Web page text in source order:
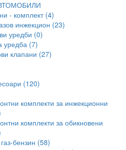
- комплект (4)
инжекцион (23)
уредби (0)
уредба (7)
клапани (27)
(120)
комплекти за инжекционни
комплекти за обикновени
бензин (58)